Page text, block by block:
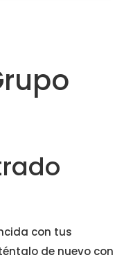
con tus
de nuevo con